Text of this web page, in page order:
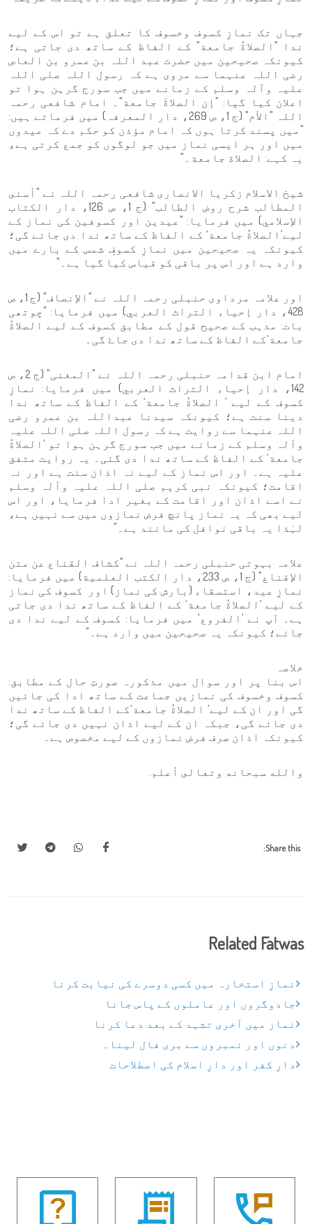
جہاں تک نمازِ کسوف وخسوف کا تعلق ہے تو اس کے لیے
ندا "الصلاةُ جامعة" کے الفاظ کے ساتھ دی جاتی ہے؛
کیونکہ صحیحین میں حضرت عبد اللہ بن عمرو بن العاص
رضی اللہ عنہما سے مروی ہے کہ رسول اللہ صلی اللہ
علیہ وآلہ وسلم کے زمانے میں جب سورج گرہن ہوا تو
اعلان کیا گیا: "إن الصلاةَ جامعة"۔ امام شافعی رحمہ
اللہ "الأم" (ج 1، ص 269، دار المعرفہ) میں فرماتے ہیں:
"میں پسند کرتا ہوں کہ امام مؤذن کو حکم دے کہ عیدوں
میں اور ہر ایسی نماز میں جو لوگوں کو جمع کرتی ہے،
یہ کہے: الصلاة جامعة۔"
شیخ الاسلام زکریا الانصاری شافعی رحمہ اللہ نے "أسنى
المطالب شرح روض الطالب" (ج 1، ص 126، دار الکتاب
الإسلامي) میں فرمایا: "عیدین اور کسوفین کی نماز کے
لیے’الصلاةُ جامعة‘ کے الفاظ کے ساتھ ندا دی جائے گی؛
کیونکہ یہ صحیحین میں نمازِ کسوفِ شمس کے بارے میں
وارد ہے اور اس پر باقی کو قیاس کیا گیا ہے۔"
اور علامہ مرداوی حنبلی رحمہ اللہ نے "الإنصاف" (ج 1، ص
428، دار إحياء التراث العربي) میں فرمایا: "چوتھی
بات: مذہب کے صحیح قول کے مطابق کسوف کے لیے الصلاةُ
جامعة‘کے الفاظ کے ساتھ ندا دی جاۓ گی۔
امام ابن قدامہ حنبلی رحمہ اللہ نے "المغنی" (ج 2، ص
142، دار إحياء التراث العربي) میں فرمایا: نمازِ
کسوف کے لیے ’ الصلاةُ جامعة‘ کے الفاظ کے ساتھ ندا
دینا سنت ہے؛ کیونکہ سیدنا عبداللہ بن عمرو رضی
اللہ عنہما سے روایت ہے کہ رسول اللہ صلی اللہ علیہ
وآلہ وسلم کے زمانے میں جب سورج گرہن ہوا تو ’الصلاةُ
جامعة‘ کے الفاظ کے ساتھ ندا دی گئی۔ یہ روایت متفق
علیہ ہے۔ اور اس نماز کے لیے نہ اذان سنت ہے اور نہ
اقامت؛ کیونکہ نبی کریم صلی اللہ علیہ وآلہ وسلم
نے اسے اذان اور اقامت کے بغیر ادا فرمایا، اور اس
لیے بھی کہ یہ نماز پانچ فرض نمازوں میں سے نہیں ہے،
لہٰذا یہ باقی نوافل کی مانند ہے۔"
علامہ بہوتی حنبلی رحمہ اللہ نے "كشاف القناع عن متن
الإقناع" (ج 1، ص 233، دار الكتب العلمية) میں فرمایا:
نمازِ عید، استسقاء (بارش کی نماز) اور کسوف کی نماز
کے لیے ’الصلاةُ جامعة‘ کے الفاظ کے ساتھ ندا دی جاتی
ہے۔ آپ نے 'الفروع' میں فرمایا: کسوف کے لیے ندا دی
جائے؛ کیونکہ یہ صحیحین میں وارد ہے۔"
خلاصہ
اس بنا پر اور سوال میں مذکورہ صورتِ حال کے مطابق:
کسوف وخسوف کی نمازیں جماعت کے ساتھ ادا کی جائیں
گی اور ان کے لیے’ الصلاةُ جامعة‘کے الفاظ کے ساتھ ندا
دی جائے گی، جبکہ ان کے لیے اذان نہیں دی جائے گی؛
کیونکہ اذان صرف فرض نمازوں کے لیے مخصوص ہے۔
والله سبحانه وتعالى أعلم.
Share this:
Related Fatwas
نمازِ استخارہ میں کسی دوسرے کی نیابت کرنا
جادوگروں اور عاملوں کے پاس جانا
نماز میں آخری تشہد کے بعد دعا کرنا
دنوں اور نمبروں سے بری فال لینا۔
دارِ کفر اور دارِ اسلام کی اصطلاحات